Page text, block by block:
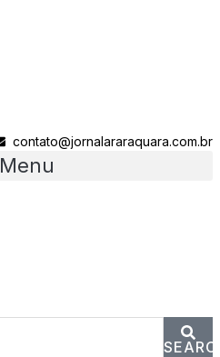
contato@jornalararaquara.com.br
Menu